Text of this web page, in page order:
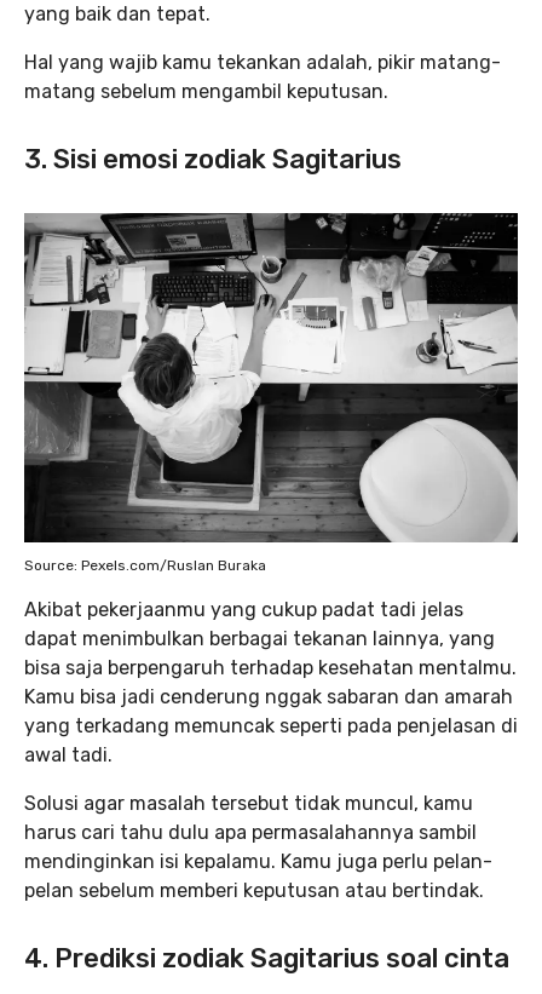
yang baik dan tepat.
Hal yang wajib kamu tekankan adalah, pikir matang-
matang sebelum mengambil keputusan.
3. Sisi emosi zodiak Sagitarius
Source: Pexels.com/Ruslan Buraka
Akibat pekerjaanmu yang cukup padat tadi jelas
dapat menimbulkan berbagai tekanan lainnya, yang
bisa saja berpengaruh terhadap kesehatan mentalmu.
Kamu bisa jadi cenderung nggak sabaran dan amarah
yang terkadang memuncak seperti pada penjelasan di
awal tadi.
Solusi agar masalah tersebut tidak muncul, kamu
harus cari tahu dulu apa permasalahannya sambil
mendinginkan isi kepalamu. Kamu juga perlu pelan-
pelan sebelum memberi keputusan atau bertindak.
4. Prediksi zodiak Sagitarius soal cinta